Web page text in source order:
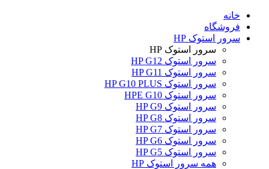
خانه
فروشگاه
سرور استوک HP
سرور استوک HP
سرور استوک HP G12
سرور استوک HP G11
سرور استوک HP G10 PLUS
سرور استوک HPE G10
سرور استوک HP G9
سرور استوک HP G8
سرور استوک HP G7
سرور استوک HP G6
سرور استوک HP G5
همه سرور استوک HP